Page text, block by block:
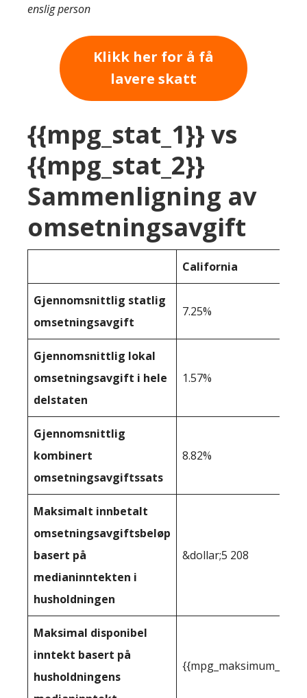
enslig person
Klikk her for å få
lavere skatt
{{mpg_stat_1}} vs
{{mpg_stat_2}}
Sammenligning av
omsetningsavgift
California
Gjennomsnittlig statlig
omsetningsavgift
7.25%
Gjennomsnittlig lokal
omsetningsavgift i hele
delstaten
1.57%
Gjennomsnittlig
kombinert
omsetningsavgiftssats
8.82%
Maksimalt innbetalt
omsetningsavgiftsbeløp
basert på
medianinntekten i
husholdningen
&dollar;5 208
Maksimal disponibel
inntekt basert på
husholdningens